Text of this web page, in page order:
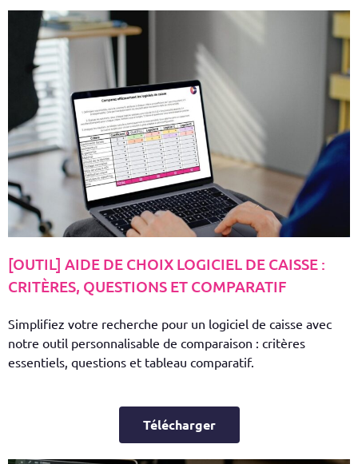
[OUTIL] AIDE DE CHOIX LOGICIEL DE CAISSE :
CRITÈRES, QUESTIONS ET COMPARATIF
Simplifiez votre recherche pour un logiciel de caisse avec
notre outil personnalisable de comparaison : critères
essentiels, questions et tableau comparatif.
Télécharger